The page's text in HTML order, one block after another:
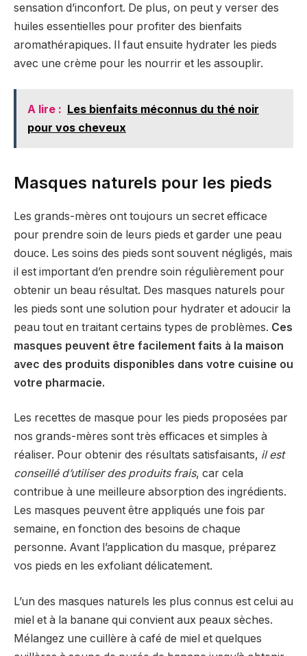
sensation d’inconfort. De plus, on peut y verser des
huiles essentielles pour profiter des bienfaits
aromathérapiques. Il faut ensuite hydrater les pieds
avec une crème pour les nourrir et les assouplir.
A lire : Les bienfaits méconnus du thé noir
pour vos cheveux
Masques naturels pour les pieds
Les grands-mères ont toujours un secret efficace
pour prendre soin de leurs pieds et garder une peau
douce. Les soins des pieds sont souvent négligés, mais
il est important d’en prendre soin régulièrement pour
obtenir un beau résultat. Des masques naturels pour
les pieds sont une solution pour hydrater et adoucir la
peau tout en traitant certains types de problèmes. Ces
masques peuvent être facilement faits à la maison
avec des produits disponibles dans votre cuisine ou
votre pharmacie.
Les recettes de masque pour les pieds proposées par
nos grands-mères sont très efficaces et simples à
réaliser. Pour obtenir des résultats satisfaisants, il est
conseillé d’utiliser des produits frais, car cela
contribue à une meilleure absorption des ingrédients.
Les masques peuvent être appliqués une fois par
semaine, en fonction des besoins de chaque
personne. Avant l’application du masque, préparez
vos pieds en les exfoliant délicatement.
L’un des masques naturels les plus connus est celui au
miel et à la banane qui convient aux peaux sèches.
Mélangez une cuillère à café de miel et quelques